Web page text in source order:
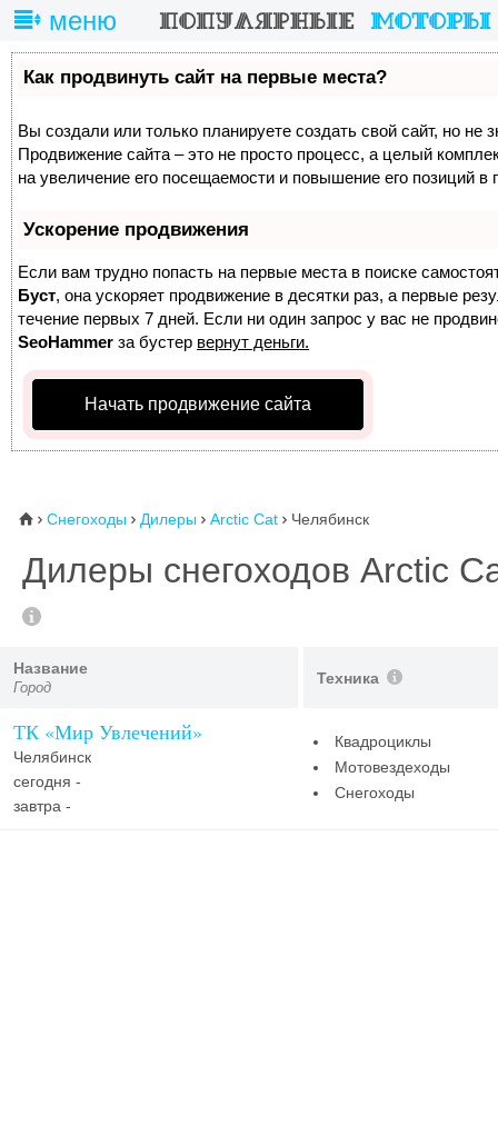
меню
Как продвинуть сайт на первые места?
Вы создали или только планируете создать свой сайт, но не
Продвижение сайта – это не просто процесс, а целый
на увеличение его посещаемости и повышение его позиций в
Ускорение продвижения
Если вам трудно попасть на первые места в поиске
Буст, она ускоряет продвижение в десятки раз, а первые
течение первых 7 дней. Если ни один запрос у вас не
SeoHammer за бустер вернут деньги.
Начать продвижение сайта
⌂  Снегоходы  Дилеры  Arctic Cat  Челябинск
Дилеры снегоходов Arctic
Название
Город
Техника
ТК «Мир Увлечений»
Челябинск
сегодня -
завтра -
Квадроциклы
Мотовездеходы
Снегоходы